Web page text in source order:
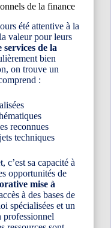
de la finance
été attentive à la
valeur pour leurs
services de la
bien
on trouve un
:
reconnues
techniques
sa capacité à
opportunités de
mise à
à des bases de
spécialisées et un
professionnel